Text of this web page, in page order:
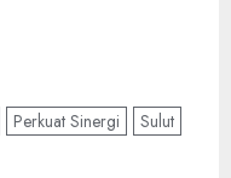
Perkuat Sinergi
Sulut